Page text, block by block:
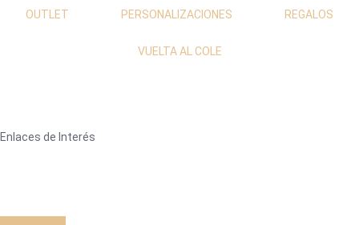
OUTLET PERSONALIZACIONES REGALOS
VUELTA AL COLE
Enlaces de Interés